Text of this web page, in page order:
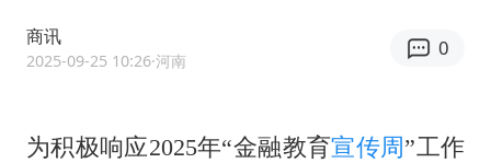
方桃子代言广告视频已下架
浙江省发出今年第2号指挥长令
商讯
2025-09-25 10:26·河南
0
为积极响应2025年“金融教育宣传周 ”工作